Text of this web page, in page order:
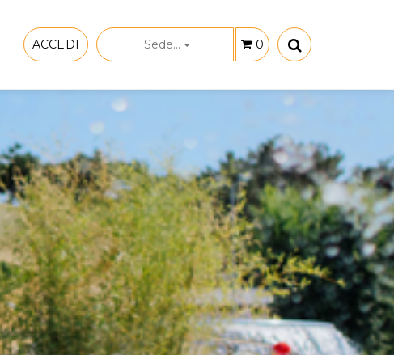
ACCEDI Sede... 0